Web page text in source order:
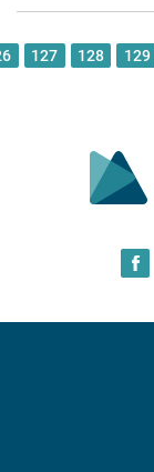
127 128 129